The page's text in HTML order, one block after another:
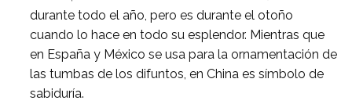
durante todo el año, pero es durante el otoño
cuando lo hace en todo su esplendor. Mientras que
en España y México se usa para la ornamentación de
las tumbas de los difuntos, en China es símbolo de
sabiduría.